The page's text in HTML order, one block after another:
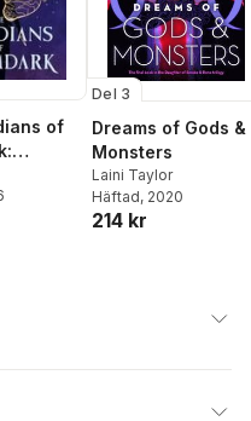
of
Del 3
Dreams of Gods &
Monsters
Laini Taylor
Häftad, 2020
214 kr